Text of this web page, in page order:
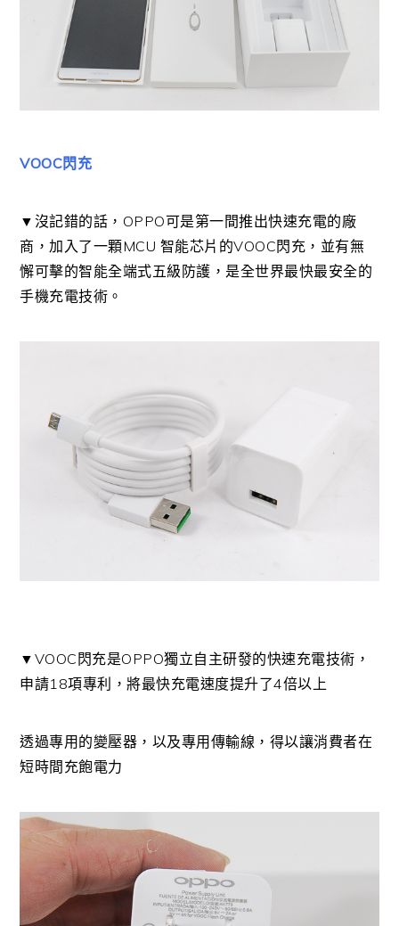
VOOC閃充
▼沒記錯的話，OPPO可是第一間推出快速充電的廠
商，加入了一顆MCU 智能芯片的VOOC閃充，並有無
懈可擊的智能全端式五級防護，是全世界最快最安全的
手機充電技術。
▼VOOC閃充是OPPO獨立自主研發的快速充電技術，
申請18項專利，將最快充電速度提升了4倍以上
透過專用的變壓器，以及專用傳輸線，得以讓消費者在
短時間充飽電力